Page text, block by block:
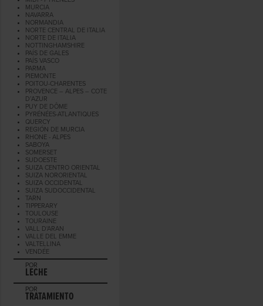
MURCIA
NAVARRA
NORMANDIA
NORTE CENTRAL DE ITALIA
NORTE DE ITALIA
NOTTINGHAMSHIRE
PAÍS DE GALES
PAÍS VASCO
PARMA
PIEMONTE
POITOU-CHARENTES
PROVENCE – ALPES – COTE
D’AZUR
PUY DE DÔME
PYRÉNÉES-ATLANTIQUES
QUERCY
REGIÓN DE MURCIA
RHONE - ALPES
SABOYA
SOMERSET
SUDOESTE
SUIZA CENTRO ORIENTAL
SUIZA NORORIENTAL
SUIZA OCCIDENTAL
SUIZA SUDOCCIDENTAL
TARN
TIPPERARY
TOULOUSE
TOURAINE
VALL D'ARAN
VALLE DEL EMME
VALTELLINA
VENDÉE
POR
LECHE
POR
TRATAMIENTO